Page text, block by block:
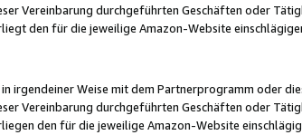
Vereinbarung durchgeführten Geschäften oder
den für die jeweilige Amazon-Website
irgendeiner Weise mit dem Partnerprogramm oder
Vereinbarung durchgeführten Geschäften oder
den für die jeweilige Amazon-Website